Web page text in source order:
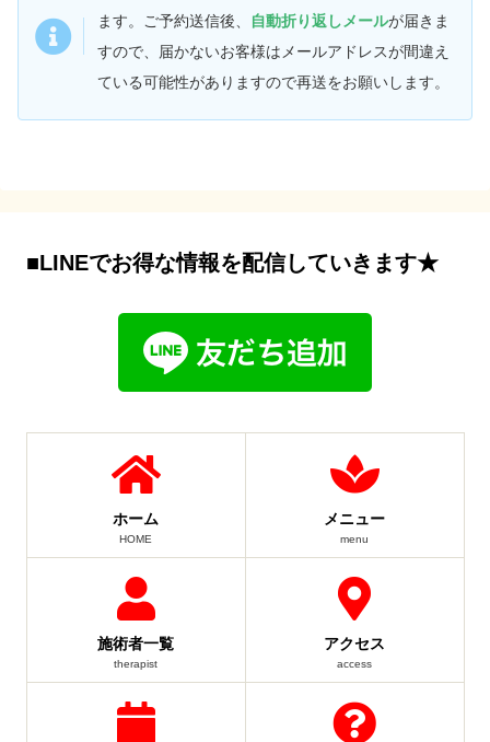
ます。ご予約送信後、
自動折り返しメールが届きま
すので、届かないお客様はメールアドレスが間違え
ている可能性がありますので再送をお願いします。
■LINEでお得な情報を配信していきます★
ホーム
HOME
メニュー
menu
施術者一覧
therapist
アクセス
access